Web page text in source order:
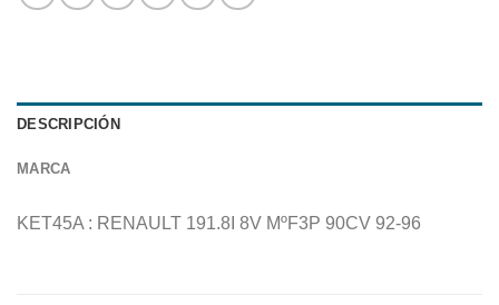
DESCRIPCIÓN
MARCA
KET45A : RENAULT 191.8I 8V MºF3P 90CV 92-96